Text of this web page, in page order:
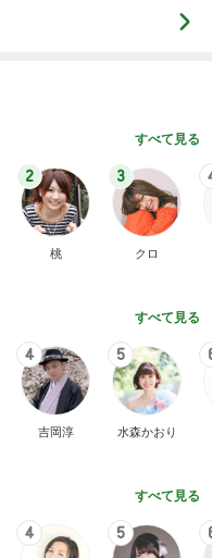
すべて見る
2
桃
3
クロ
すべて見る
4
吉岡淳
5
水森かおり
すべて見る
4 5